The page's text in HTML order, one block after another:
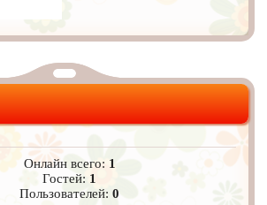
Онлайн всего: 1
Гостей: 1
Пользователей:0